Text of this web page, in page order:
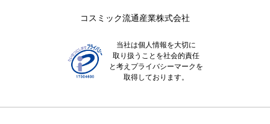
コスミック流通産業株式会社
当社は個人情報を大切に
取り扱うことを社会的責任
と考えプライバシーマークを
取得しております。